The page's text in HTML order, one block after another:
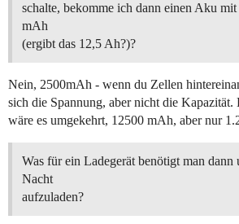
schalte, bekomme ich dann einen Aku
mAh
(ergibt das 12,5 Ah?)?
Nein, 2500mAh - wenn du Zellen
sich die Spannung, aber nicht die Kapazität.
wäre es umgekehrt, 12500 mAh, aber nur
Was für ein Ladegerät benötigt man dann
Nacht
aufzuladen?